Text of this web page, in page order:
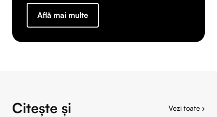
Află mai multe
Citește și Vezi toate ›